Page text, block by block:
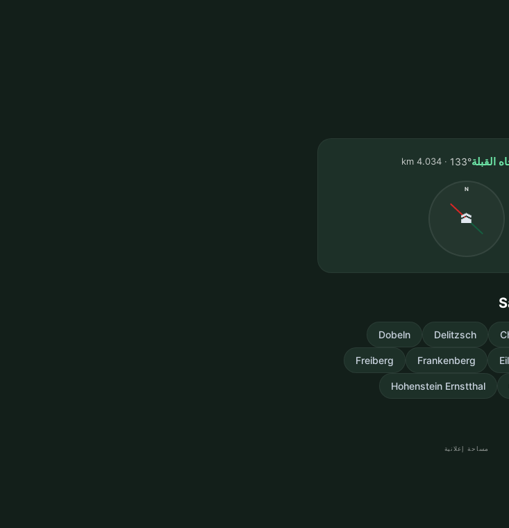
القبلة133°
4.034 km
N
🕋
Delitzsch
Dobeln
Frankenberg
Freiberg
Hohenstein Ernstthal
مساحة إعلانية